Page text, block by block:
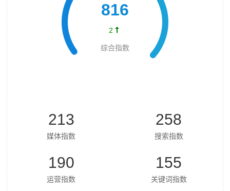
816
2 
综合指数
213
媒体指数
258
搜索指数
190
运营指数
155
关键词指数